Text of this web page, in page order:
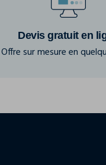
Devis gratuit en
Offre sur mesure en